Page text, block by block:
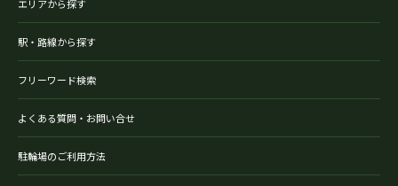
エリアから探す
駅・路線から探す
フリーワード検索
よくある質問・お問い合せ
駐輪場のご利用方法